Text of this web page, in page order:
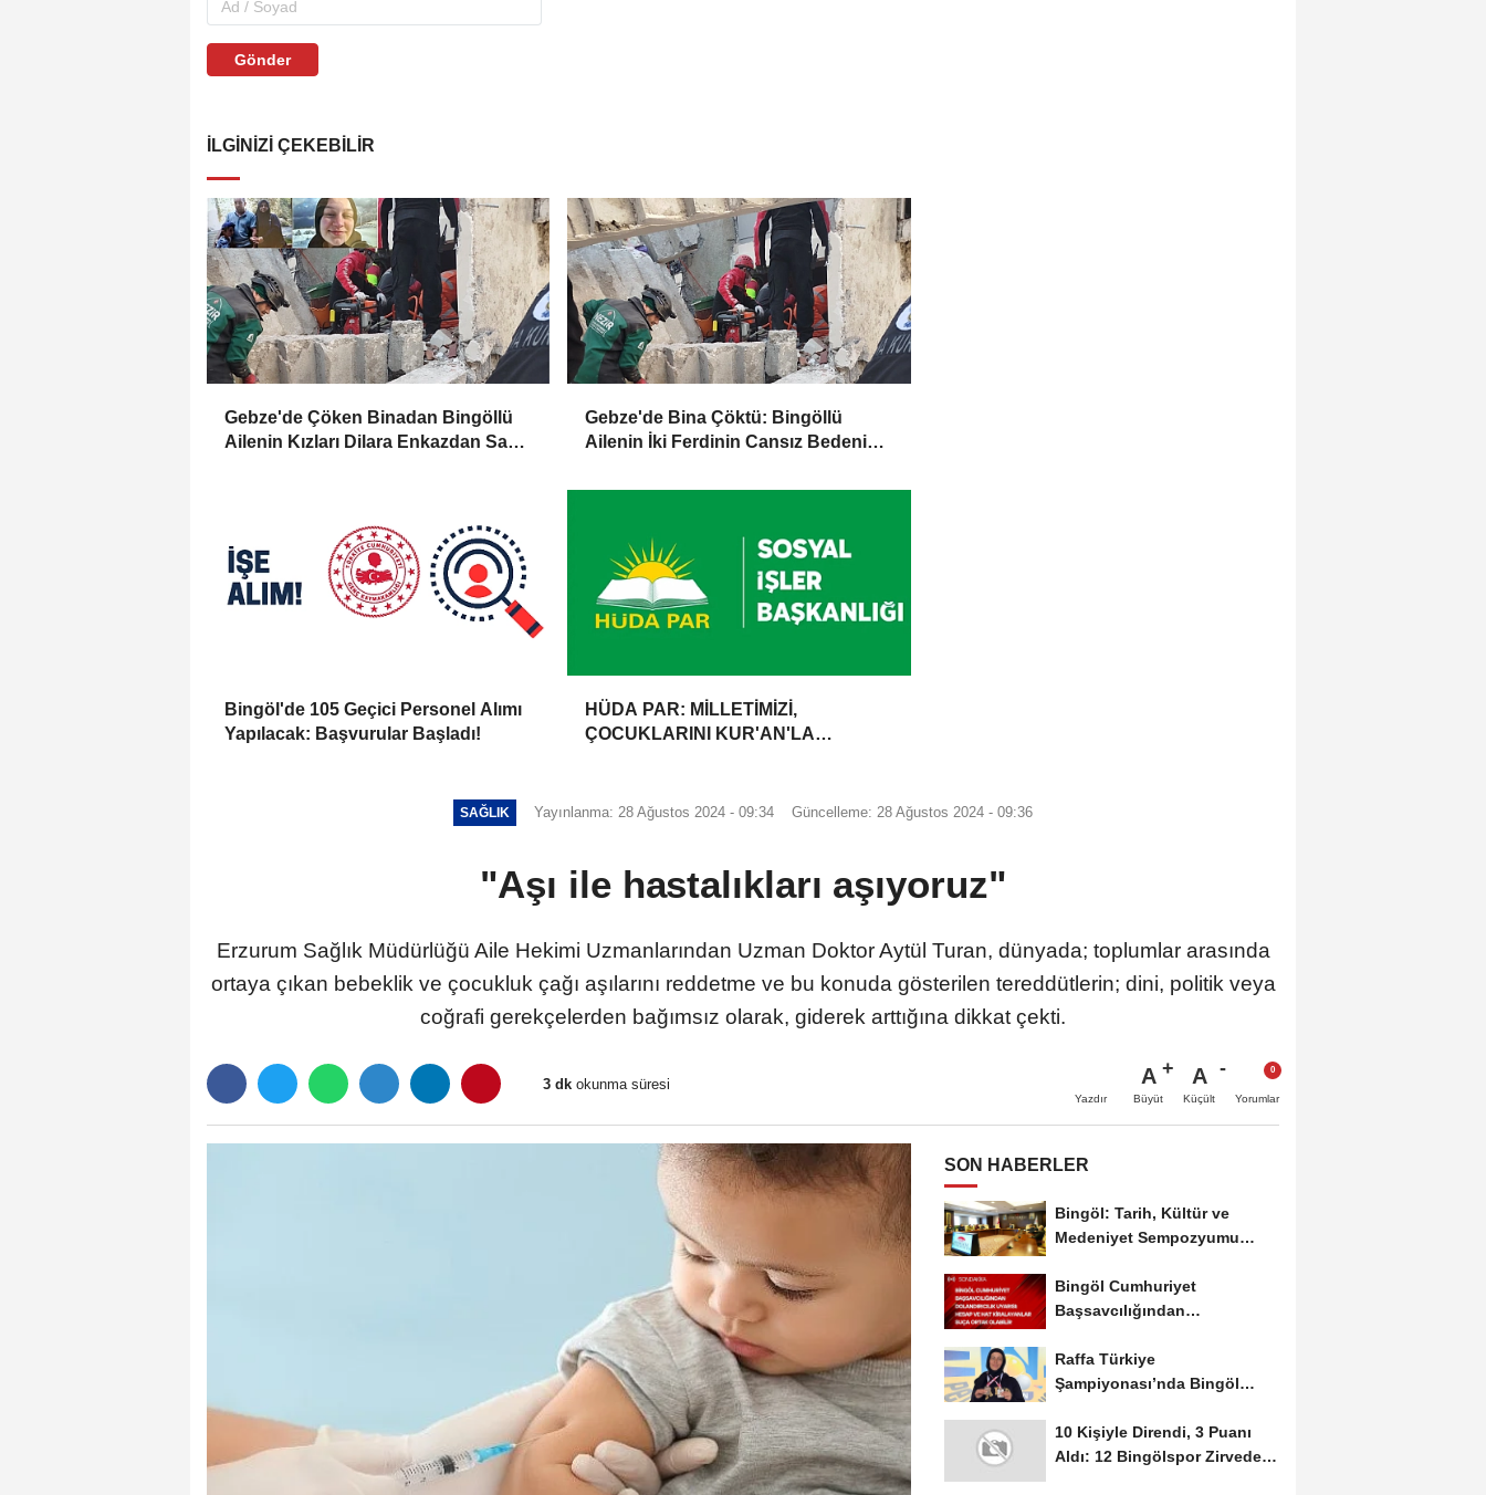
Gönder
İLGINIZI ÇEKEBILIR
Gebze'de Çöken Binadan Bingöllü
Ailenin Kızları Dilara Enkazdan Sağ
Gebze'de Bina Çöktü: Bingöllü
Ailenin İki Ferdinin Cansız Bedenine
Bingöl'de 105 Geçici Personel Alımı
Yapılacak: Başvurular Başladı!
HÜDA PAR: MİLLETİMİZİ,
ÇOCUKLARINI KUR'AN'LA
SAĞLIK Yayınlanma: 28 Ağustos 2024 - 09:34 Güncelleme: 28 Ağustos 2024 - 09:36
"Aşı ile hastalıkları aşıyoruz"
Erzurum Sağlık Müdürlüğü Aile Hekimi Uzmanlarından Uzman Doktor Aytül Turan, dünyada; toplumlar arasında
ortaya çıkan bebeklik ve çocukluk çağı aşılarını reddetme ve bu konuda gösterilen tereddütlerin; dini, politik veya
coğrafi gerekçelerden bağımsız olarak, giderek arttığına dikkat çekti.
3 dk okunma süresi
Yazdır
A
Büyüt
A
Küçült Yorumlar
SON HABERLER
Bingöl: Tarih, Kültür ve
Medeniyet Sempozyumu
Bingöl Cumhuriyet
Başsavcılığından
Raffa Türkiye
Şampiyonası’nda Bingöl
10 Kişiyle Direndi, 3 Puanı
Aldı: 12 Bingölspor Zirvedeki